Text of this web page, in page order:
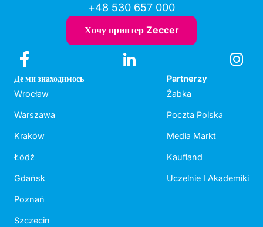
+48 530 657 000
Хочу принтер Zeccer
Де ми знаходимось
Wrocław
Warszawa
Kraków
Łódź
Gdańsk
Poznań
Szczecin
Partnerzy
Żabka
Poczta Polska
Media Markt
Kaufland
Uczelnie I Akademiki